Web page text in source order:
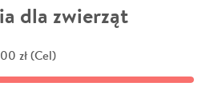
dla zwierząt
zł (Cel)